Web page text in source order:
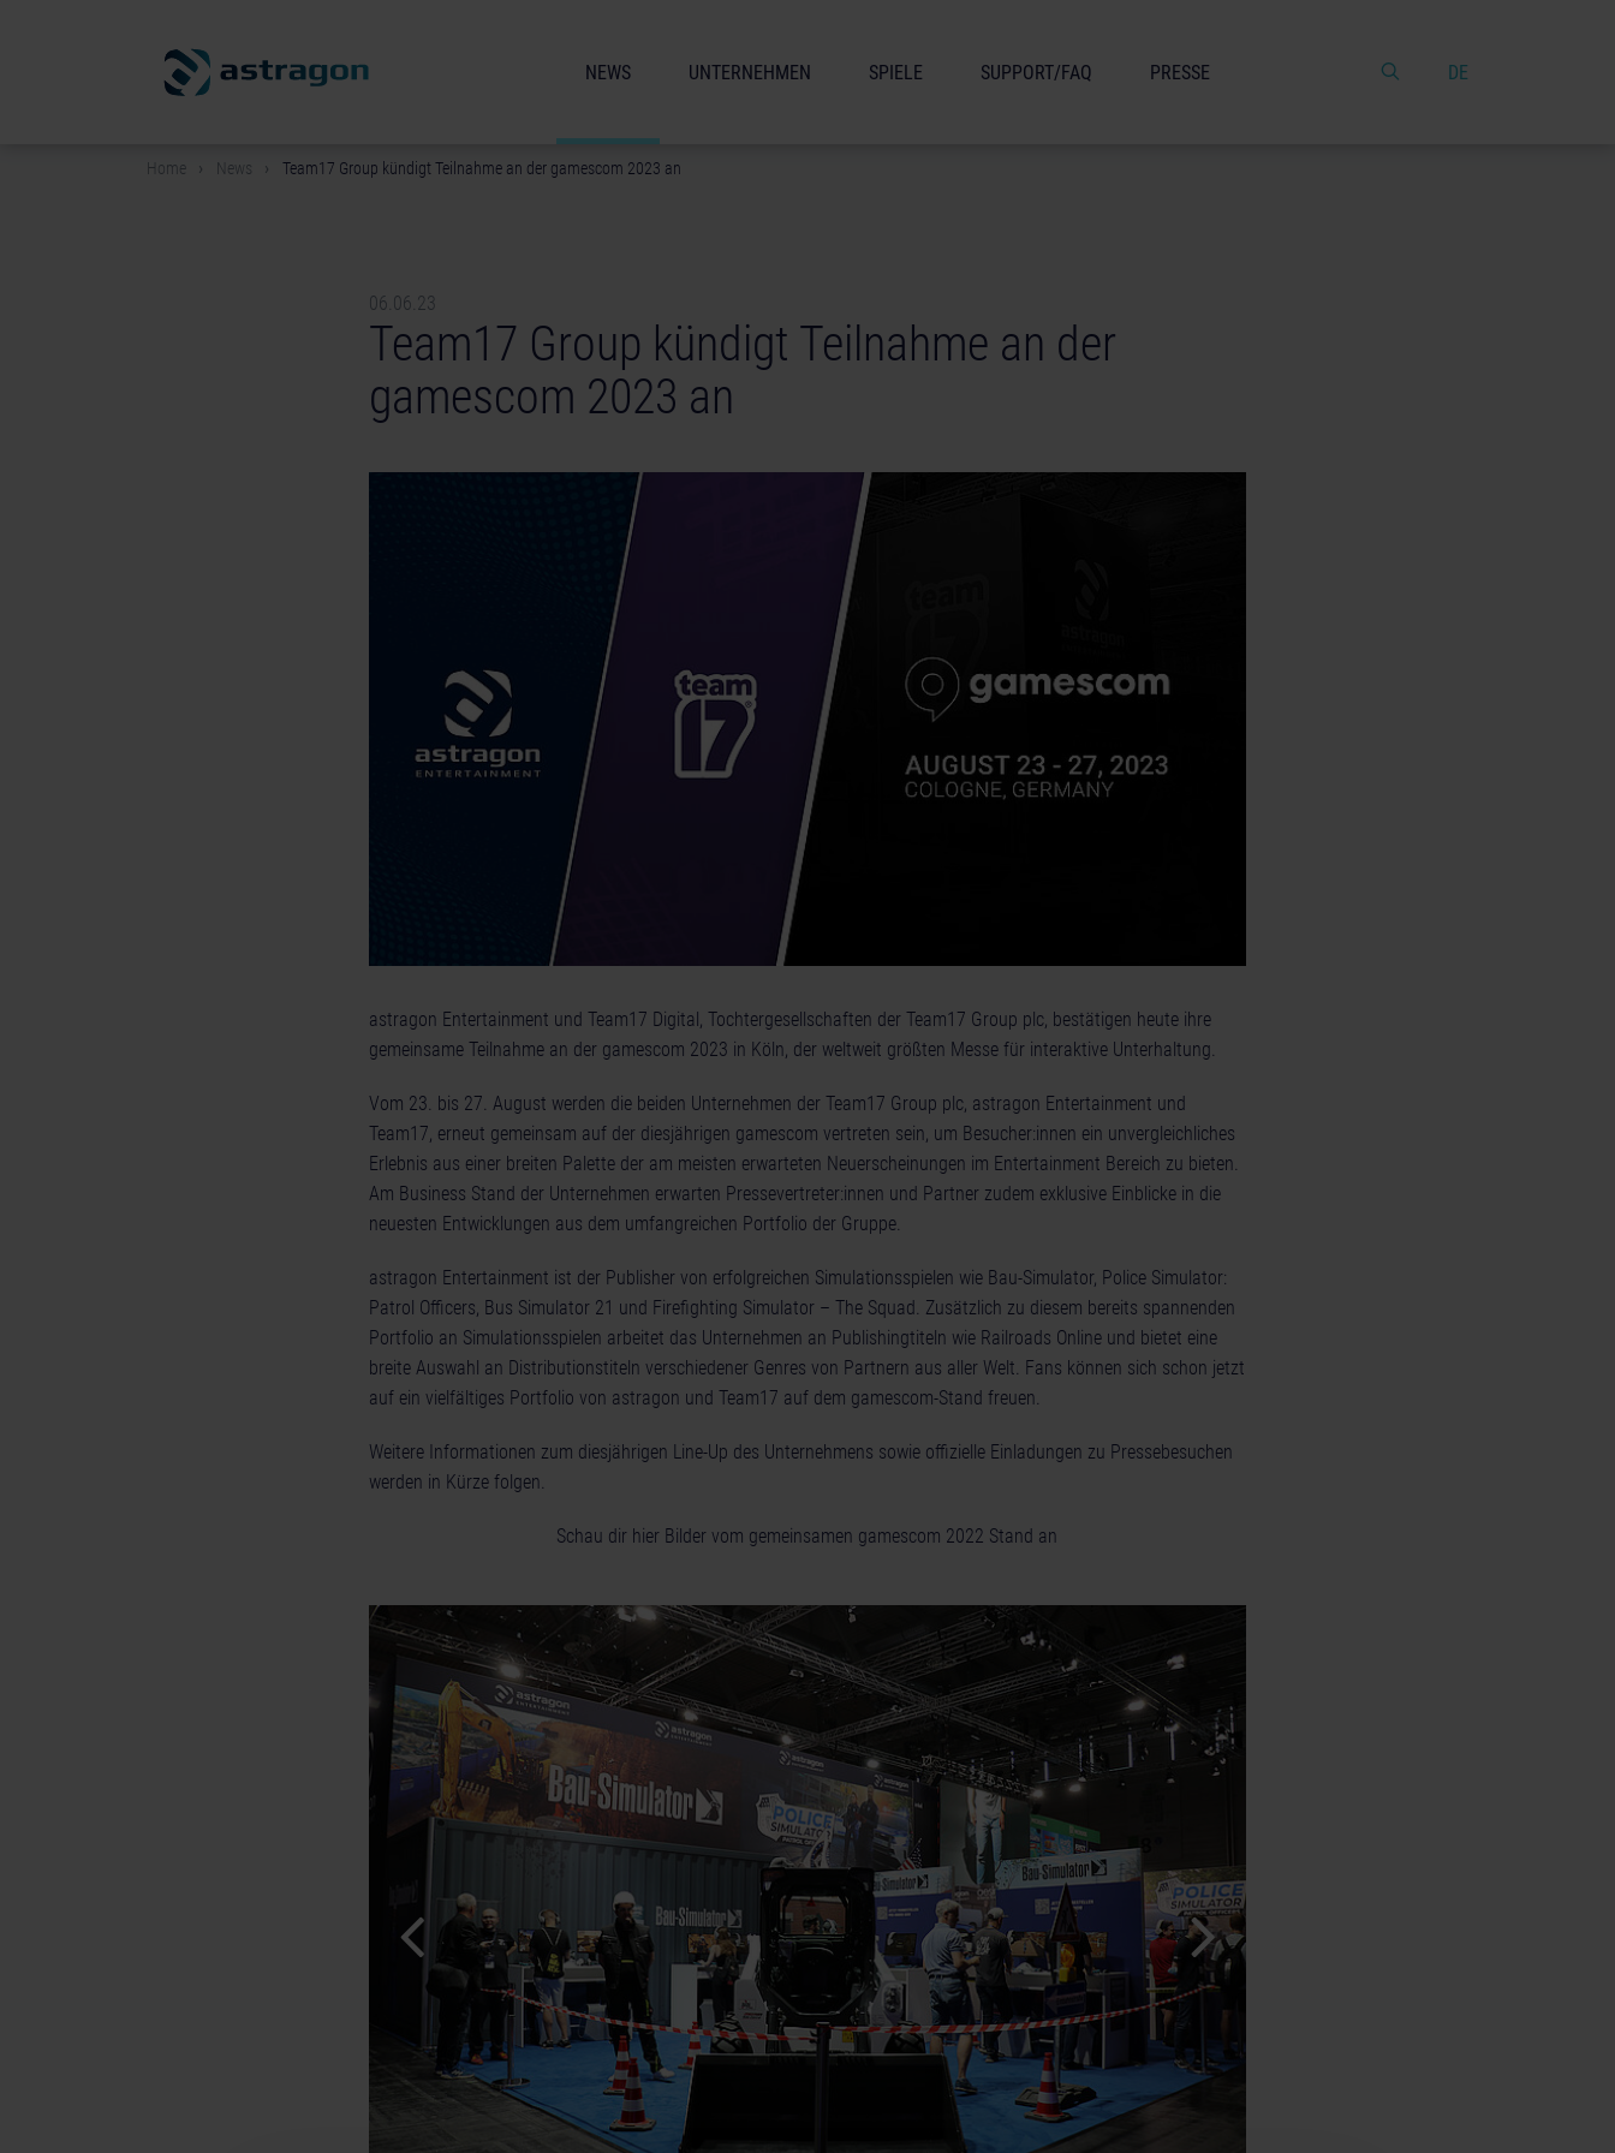
DE
NEWS UNTERNEHMEN SPIELE SUPPORT/FAQ PRESSE
Home News Team17 Group kündigt Teilnahme an der gamescom 2023 an
06.06.23
Team17 Group kündigt Teilnahme an der
gamescom 2023 an
astragon Entertainment und Team17 Digital, Tochtergesellschaften der Team17 Group plc, bestätigen heute ihre
gemeinsame Teilnahme an der gamescom 2023 in Köln, der weltweit größten Messe für interaktive Unterhaltung.
Vom 23. bis 27. August werden die beiden Unternehmen der Team17 Group plc, astragon Entertainment und
Team17, erneut gemeinsam auf der diesjährigen gamescom vertreten sein, um Besucher:innen ein unvergleichliches
Erlebnis aus einer breiten Palette der am meisten erwarteten Neuerscheinungen im Entertainment Bereich zu bieten.
Am Business Stand der Unternehmen erwarten Pressevertreter:innen und Partner zudem exklusive Einblicke in die
neuesten Entwicklungen aus dem umfangreichen Portfolio der Gruppe.
astragon Entertainment ist der Publisher von erfolgreichen Simulationsspielen wie Bau-Simulator, Police Simulator:
Patrol Officers, Bus Simulator 21 und Firefighting Simulator – The Squad. Zusätzlich zu diesem bereits spannenden
Portfolio an Simulationsspielen arbeitet das Unternehmen an Publishingtiteln wie Railroads Online und bietet eine
breite Auswahl an Distributionstiteln verschiedener Genres von Partnern aus aller Welt. Fans können sich schon jetzt
auf ein vielfältiges Portfolio von astragon und Team17 auf dem gamescom-Stand freuen.
Weitere Informationen zum diesjährigen Line-Up des Unternehmens sowie offizielle Einladungen zu Pressebesuchen
werden in Kürze folgen.
Schau dir hier Bilder vom gemeinsamen gamescom 2022 Stand an